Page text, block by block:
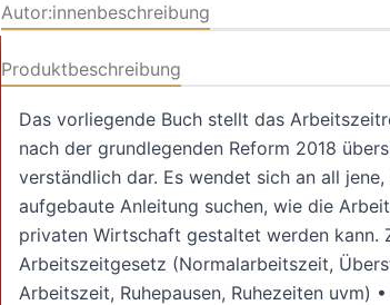
Autor:innenbeschreibung
Produktbeschreibung
Das vorliegende Buch stellt das
nach der grundlegenden Reform 2018
verständlich dar. Es wendet sich an all
aufgebaute Anleitung suchen, wie die
privaten Wirtschaft gestaltet werden kann.
Arbeitszeitgesetz (Normalarbeitszeit,
Arbeitszeit, Ruhepausen, Ruhezeiten uvm)